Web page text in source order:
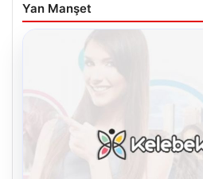
Yan Manşet